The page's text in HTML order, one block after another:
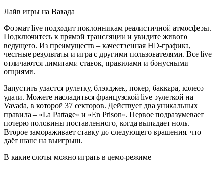
Лайв игры на Вавада
Формат live подходит поклонникам реалистичной атмосферы.
Подключитесь к прямой трансляции и увидите живого
ведущего. Из преимуществ – качественная HD-графика,
честные результаты и игра с другими пользователями. Все live
отличаются лимитами ставок, правилами и бонусными
опциями.
Запустить удастся рулетку, блэкджек, покер, баккара, колесо
удачи. Можете насладиться французской live рулеткой на
Vavada, в которой 37 секторов. Действует два уникальных
правила – «La Partage» и «En Prison». Первое подразумевает
потерю половины поставленного, когда выпадает ноль.
Второе замораживает ставку до следующего вращения, что
даёт шанс на выигрыш.
В какие слоты можно играть в демо-режиме